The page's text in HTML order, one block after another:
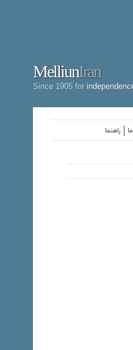
MelliunIran
Since 1905 for
راهنما